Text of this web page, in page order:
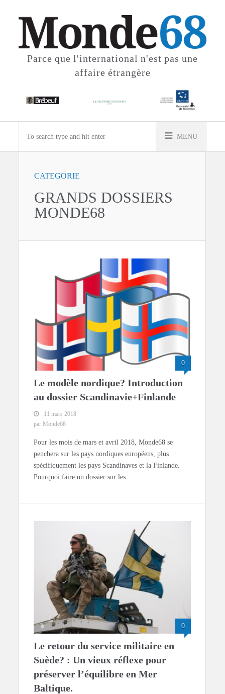
Parce que l'international n'est pas une
affaire étrangère
MENU
CATEGORIE
GRANDS DOSSIERS
MONDE68
0
Le modèle nordique? Introduction
au dossier Scandinavie+Finlande
11 mars 2018
par Monde68
Pour les mois de mars et avril 2018, Monde68 se
penchera sur les pays nordiques européens, plus
spécifiquement les pays Scandinaves et la Finlande.
Pourquoi faire un dossier sur les
0
Le retour du service militaire en
Suède? : Un vieux réflexe pour
préserver l’équilibre en Mer
Baltique.